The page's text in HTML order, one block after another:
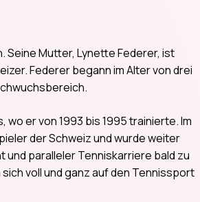
Seine Mutter, Lynette Federer, ist
Federer begann im Alter von drei
er von 1993 bis 1995 trainierte. Im
der Schweiz und wurde weiter
paralleler Tenniskarriere bald zu
voll und ganz auf den Tennissport